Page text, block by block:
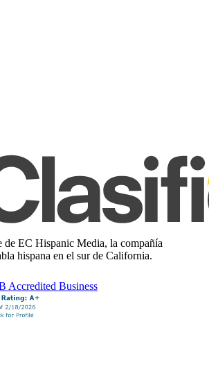
de EC Hispanic Media, la compañía
hispana en el sur de California.
Accredited Business